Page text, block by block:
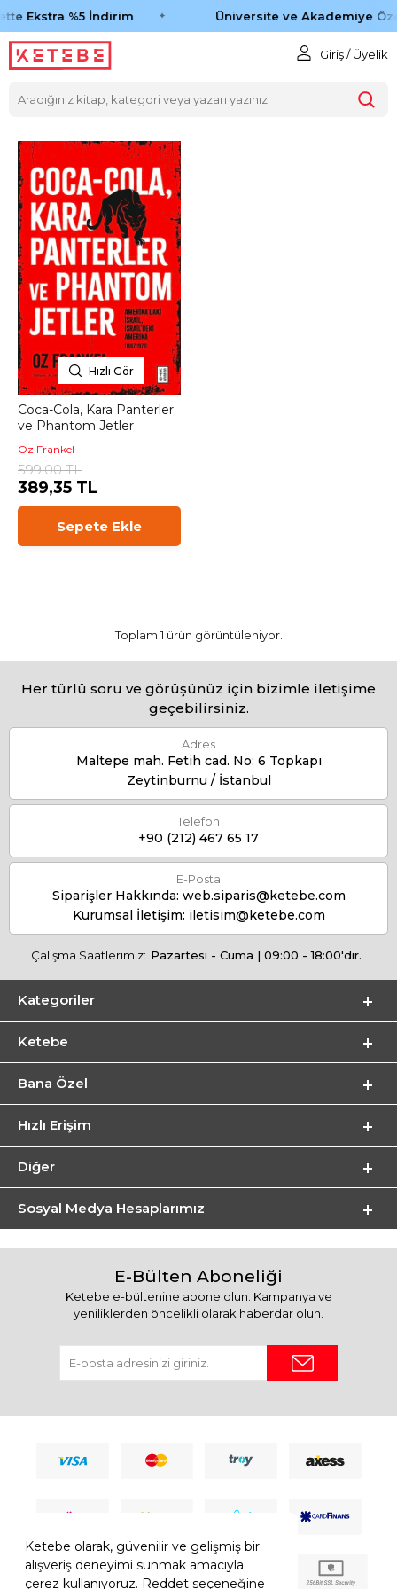
Ketebe olarak, güvenilir ve gelişmiş bir
alışveriş deneyimi sunmak amacıyla
çerez kullanıyoruz. Reddet seçeneğine
Ekstra %5 İndirim Üniversite ve Akademiye
Giriş / Üyelik
Hızlı Gör
Coca-Cola, Kara Panterler
ve Phantom Jetler
Oz Frankel
599,00 TL
389,35 TL
Sepete Ekle
Toplam 1 ürün görüntüleniyor.
Her türlü soru ve görüşünüz için bizimle iletişime
geçebilirsiniz.
Adres
Maltepe mah. Fetih cad. No: 6 Topkapı
Zeytinburnu / İstanbul
Telefon
+90 (212) 467 65 17
E-Posta
Siparişler Hakkında: web.siparis@ketebe.com
Kurumsal İletişim: iletisim@ketebe.com
Çalışma Saatlerimiz: Pazartesi - Cuma | 09:00 - 18:00'dir.
Kategoriler
Ketebe
Bana Özel
Hızlı Erişim
Diğer
Sosyal Medya Hesaplarımız
E-Bülten Aboneliği
Ketebe e-bültenine abone olun. Kampanya ve
yeniliklerden öncelikli olarak haberdar olun.